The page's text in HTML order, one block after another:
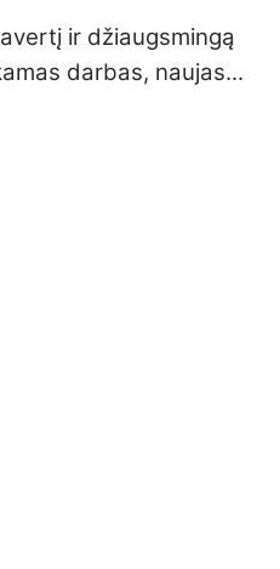
ir džiaugsmingą
darbas, naujas...